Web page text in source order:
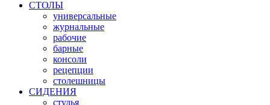
СТОЛЫ
универсальные
журнальные
рабочие
барные
консоли
рецепции
столешницы
СИДЕНИЯ
стулья